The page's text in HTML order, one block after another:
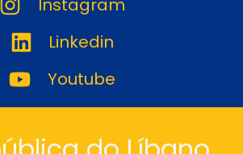
Instagram
Linkedin
Youtube